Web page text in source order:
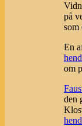
på
som
En
om
den